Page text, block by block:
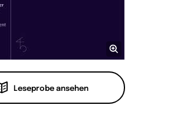
Leseprobe ansehen